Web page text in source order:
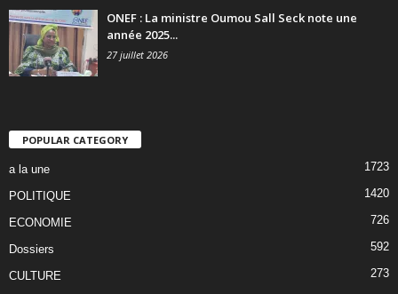
ONEF : La ministre Oumou Sall Seck note une
année 2025...
27 juillet 2026
POPULAR CATEGORY
a la une 1723
POLITIQUE 1420
ECONOMIE 726
Dossiers 592
CULTURE
273